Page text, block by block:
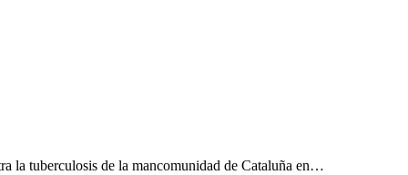
la tuberculosis de la mancomunidad de Cataluña en…